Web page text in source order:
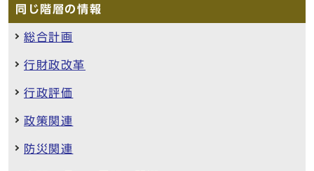
同じ階層の情報
総合計画
行財政改革
行政評価
政策関連
防災関連